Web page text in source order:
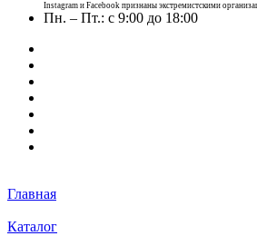
Instagram и Facebook признаны экстремистскими
Пн. – Пт.: с 9:00 до 18:00
Главная
Каталог